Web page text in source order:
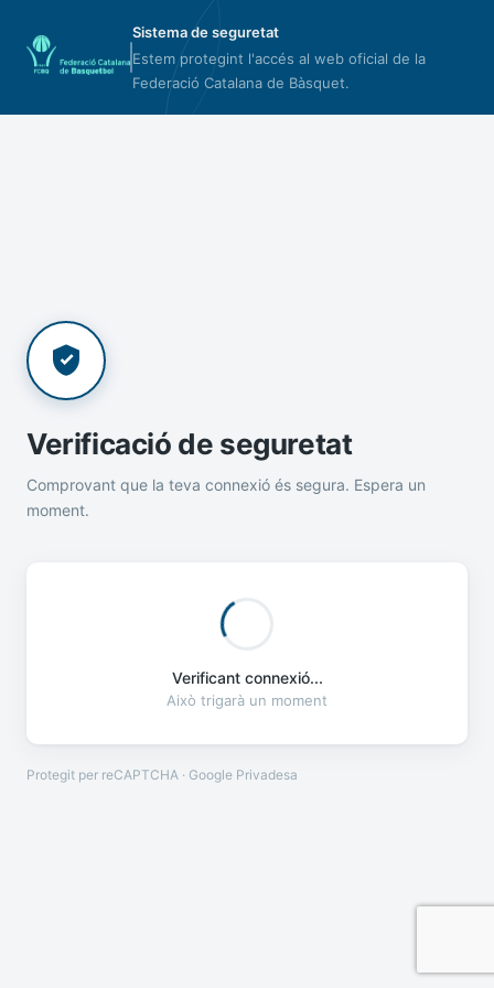
Sistema de seguretat
Estem protegint l'accés al web oficial de la
Federació Catalana de Bàsquet.
Verificació de seguretat
Comprovant que la teva connexió és segura. Espera un
moment.
Verificant connexió...
Això trigarà un moment
Protegit per reCAPTCHA · Google Privadesa